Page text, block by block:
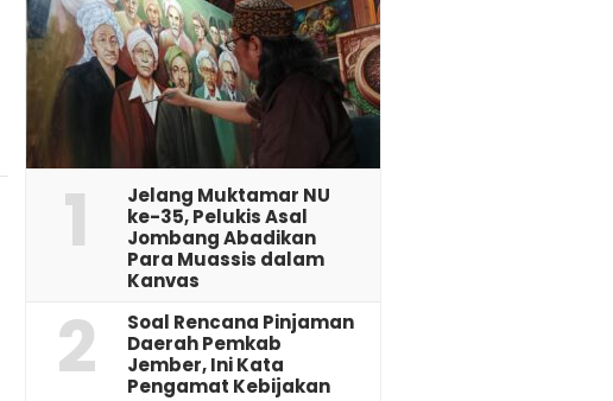
1
Jelang Muktamar NU
ke-35, Pelukis Asal
Jombang Abadikan
Para Muassis dalam
Kanvas
2
‎Soal Rencana Pinjaman
Daerah Pemkab
Jember, Ini Kata
Pengamat Kebijakan ‎